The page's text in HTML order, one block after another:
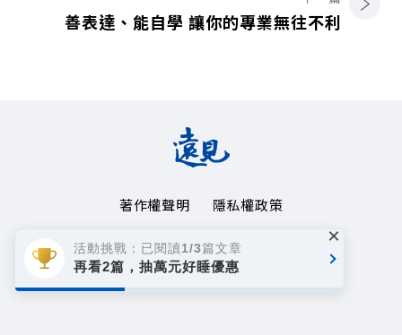
善表達、能自學 讓你的專業無往不利
著作權聲明
隱私權政策
Copyright© 1999~2026
遠見天下文化事業群. All rights reserved.
活動挑戰：已閱讀1/3篇文章
再看2篇，抽萬元好睡優惠
×